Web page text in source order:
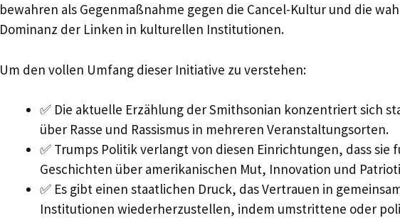
bewahren als Gegenmaßnahme gegen die Cancel-Kultur und die
Dominanz der Linken in kulturellen Institutionen.
Um den vollen Umfang dieser Initiative zu verstehen:
✅ Die aktuelle Erzählung der Smithsonian konzentriert sich
über Rasse und Rassismus in mehreren Veranstaltungsorten.
✅ Trumps Politik verlangt von diesen Einrichtungen, dass sie
Geschichten über amerikanischen Mut, Innovation und
✅ Es gibt einen staatlichen Druck, das Vertrauen in
Institutionen wiederherzustellen, indem umstrittene oder